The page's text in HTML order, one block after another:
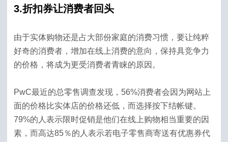
3.折扣券让消费者回头
由于实体购物还是占大部份家庭的消费习惯，要让纯粹
好奇的消费者，增加在线上消费的意向，保持具竞争力
的价格，将成为更受消费者青睐的原因。
PwC最近的总零售调查发现，56%消费者会因为网站上
面的价格比实体店的价格还低，而选择按下结帐键。
79%的人表示限时促销是他们在线上购物相当重要的因
素，而高达85％的人表示若电子零售商寄送有优惠券代